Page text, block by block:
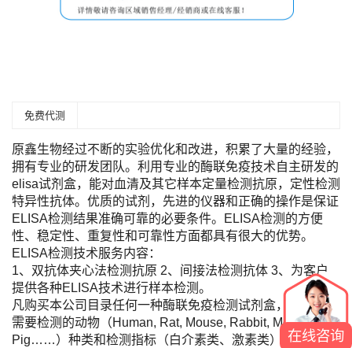
免费代测
原鑫生物经过不断的实验优化和改进，积累了大量的经验，
拥有专业的研发团队。利用专业的酶联免疫技术自主研发的
elisa试剂盒，能对血清及其它样本定量检测抗原，定性检测
特异性抗体。优质的试剂，先进的仪器和正确的操作是保证
ELISA检测结果准确可靠的必要条件。ELISA检测的方便
性、稳定性、重复性和可靠性方面都具有很大的优势。
ELISA检测技术服务内容：
1、双抗体夹心法检测抗原 2、间接法检测抗体 3、为客户
提供各种ELISA技术进行样本检测。
凡购买本公司目录任何一种酶联免疫检测试剂盒，您只需将
需要检测的动物（Human, Rat, Mouse, Rabbit, Monkey,
Pig……）种类和检测指标（白介素类、激素类）及标本数
在线咨询